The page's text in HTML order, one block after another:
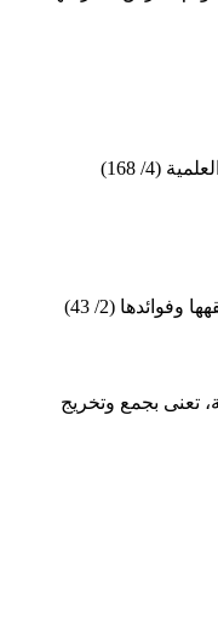
(4/ 168)
(2/ 43)
تعنى بجمع وتخريج